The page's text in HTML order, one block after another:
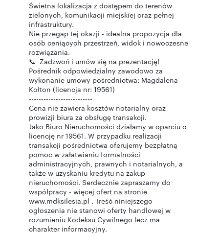
Świetna lokalizacja z dostępem do terenów
zielonych, komunikacji miejskiej oraz pełnej
infrastruktury.
Nie przegap tej okazji - idealna propozycja dla
osób ceniących przestrzeń, widok i nowoczesne
rozwiązania.
📞 Zadzwoń i umów się na prezentację!
Pośrednik odpowiedzialny zawodowo za
wykonanie umowy pośrednictwa: Magdalena
Kołton (licencja nr: 19561)
--------------------------
Cena nie zawiera kosztów notarialny oraz
prowizji biura za obsługę transakcji.
Jako Biuro Nieruchomości działamy w oparciu o
licencję nr 19561. W przypadku realizacji
transakcji pośrednictwa oferujemy bezpłatną
pomoc w załatwianiu formalności
administracyjnych, prawnych i notarialnych, a
także w uzyskaniu kredytu na zakup
nieruchomości. Serdecznie zapraszamy do
współpracy - więcej ofert na stronie
www.mdksilesia.pl . Treść niniejszego
ogłoszenia nie stanowi oferty handlowej w
rozumieniu Kodeksu Cywilnego lecz ma
charakter informacyjny.